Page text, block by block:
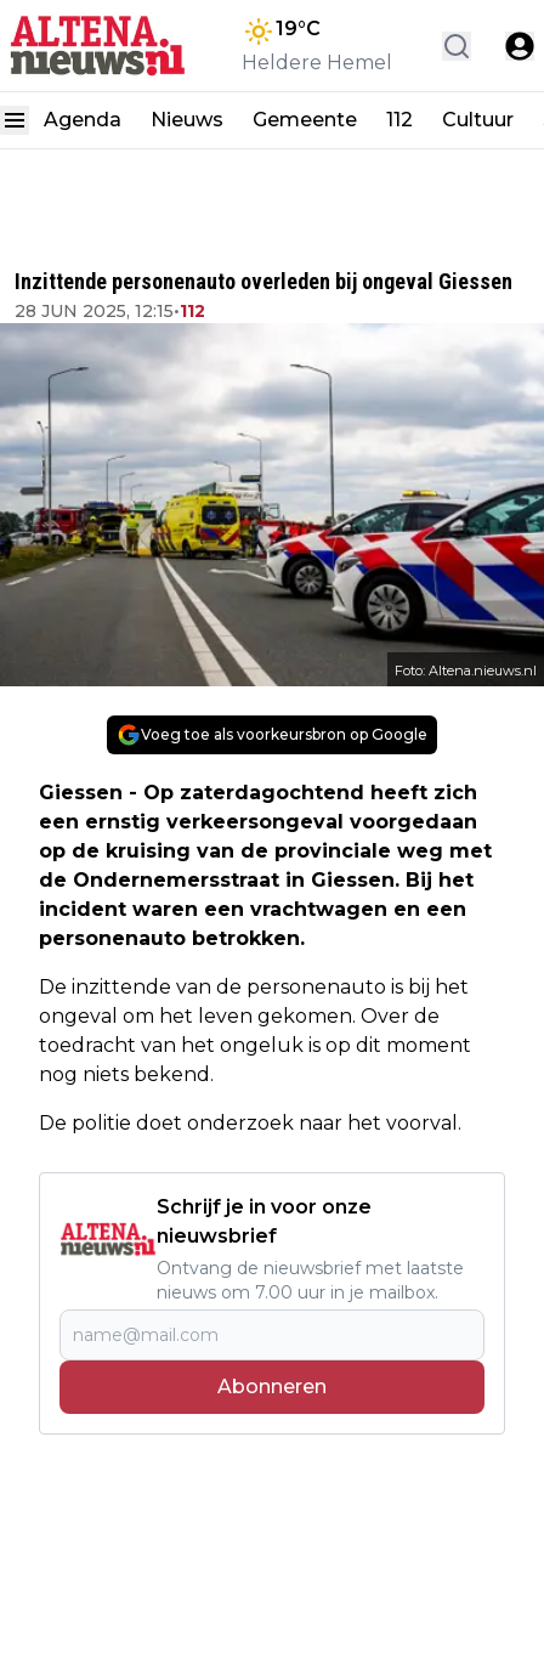
19°C
Heldere Hemel
Agenda Nieuws Gemeente 112 Cultuur
Inzittende personenauto overleden bij ongeval Giessen
28 JUN 2025, 12:15•112
Foto: Altena.nieuws.nl
Voeg toe als voorkeursbron op Google
Giessen - Op zaterdagochtend heeft zich
een ernstig verkeersongeval voorgedaan
op de kruising van de provinciale weg met
de Ondernemersstraat in Giessen. Bij het
incident waren een vrachtwagen en een
personenauto betrokken.
De inzittende van de personenauto is bij het
ongeval om het leven gekomen. Over de
toedracht van het ongeluk is op dit moment
nog niets bekend.
De politie doet onderzoek naar het voorval.
Schrijf je in voor onze
nieuwsbrief
Ontvang de nieuwsbrief met laatste
nieuws om 7.00 uur in je mailbox.
Abonneren